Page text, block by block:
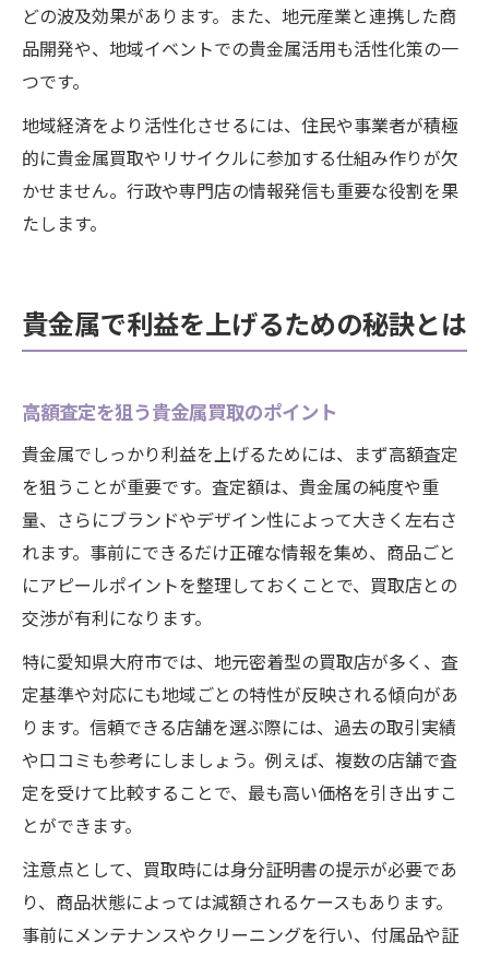
どの波及効果があります。また、地元産業と連携した商
品開発や、地域イベントでの貴金属活用も活性化策の一
つです。
地域経済をより活性化させるには、住民や事業者が積極
的に貴金属買取やリサイクルに参加する仕組み作りが欠
かせません。行政や専門店の情報発信も重要な役割を果
たします。
貴金属で利益を上げるための秘訣とは
高額査定を狙う貴金属買取のポイント
貴金属でしっかり利益を上げるためには、まず高額査定
を狙うことが重要です。査定額は、貴金属の純度や重
量、さらにブランドやデザイン性によって大きく左右さ
れます。事前にできるだけ正確な情報を集め、商品ごと
にアピールポイントを整理しておくことで、買取店との
交渉が有利になります。
特に愛知県大府市では、地元密着型の買取店が多く、査
定基準や対応にも地域ごとの特性が反映される傾向があ
ります。信頼できる店舗を選ぶ際には、過去の取引実績
や口コミも参考にしましょう。例えば、複数の店舗で査
定を受けて比較することで、最も高い価格を引き出すこ
とができます。
注意点として、買取時には身分証明書の提示が必要であ
り、商品状態によっては減額されるケースもあります。
事前にメンテナンスやクリーニングを行い、付属品や証